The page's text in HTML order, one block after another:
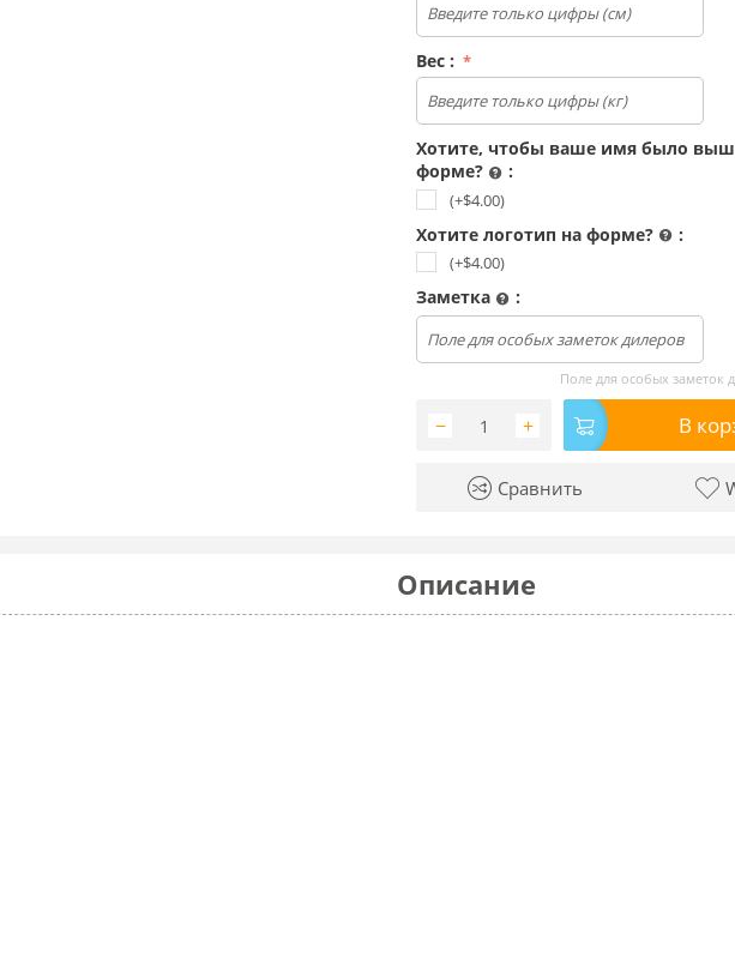
Вес :
Хотите, чтобы ваше имя было
форме?
:
(+$4.00)
Хотите логотип на форме? :
(+$4.00)
Загрузить файл
Заметка :
Поле для особых заметок
+
− В
Сравнить
Описание